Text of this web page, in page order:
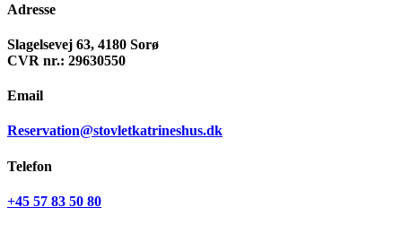
Adresse
Slagelsevej 63, 4180 Sorø
CVR nr.: 29630550
Email
Reservation@stovletkatrineshus.dk
Telefon
+45 57 83 50 80